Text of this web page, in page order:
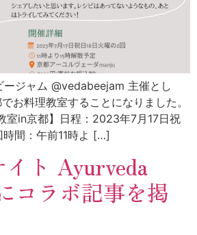
ジャム @vedabeejam 主催とし
お料理教室することになりました。
室in京都】日程：2023年7月17日祝
時間：午前11時よ […]
ト Ayurveda
コラボ記事を掲